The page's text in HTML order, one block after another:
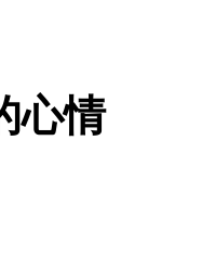
"心情